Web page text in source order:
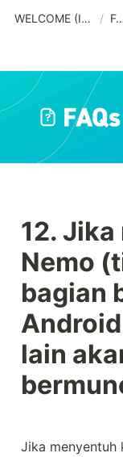
WELCOME (IND)_old /
12.
Nemo
bagian
lain
Jika menyentuh